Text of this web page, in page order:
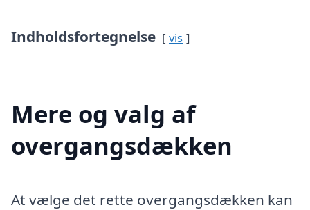
Indholdsfortegnelse vis
Mere og valg af
overgangsdækken
At vælge det rette overgangsdækken kan